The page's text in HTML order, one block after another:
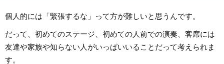
個人的には「緊張するな」って方が難しいと思うんです。
だって、初めてのステージ、初めての人前での演奏、客席には
友達や家族や知らない人がいっぱいいることだって考えられま
す。